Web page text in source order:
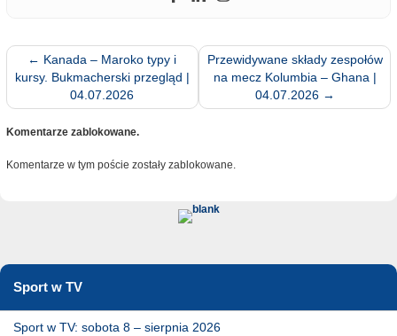
← Kanada – Maroko typy i
kursy. Bukmacherski przegląd |
04.07.2026
Przewidywane składy zespołów
na mecz Kolumbia – Ghana |
04.07.2026 →
Komentarze zablokowane.
Komentarze w tym poście zostały zablokowane.
Sport w TV
Sport w TV: sobota 8 – sierpnia 2026